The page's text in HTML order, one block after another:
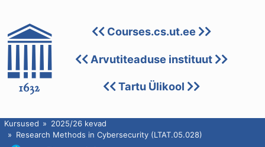
Courses.cs.ut.ee
Arvutiteaduse instituut
Tartu Ülikool
Kursused
2025/26 kevad
Research Methods in Cybersecurity (LTAT.05.028)